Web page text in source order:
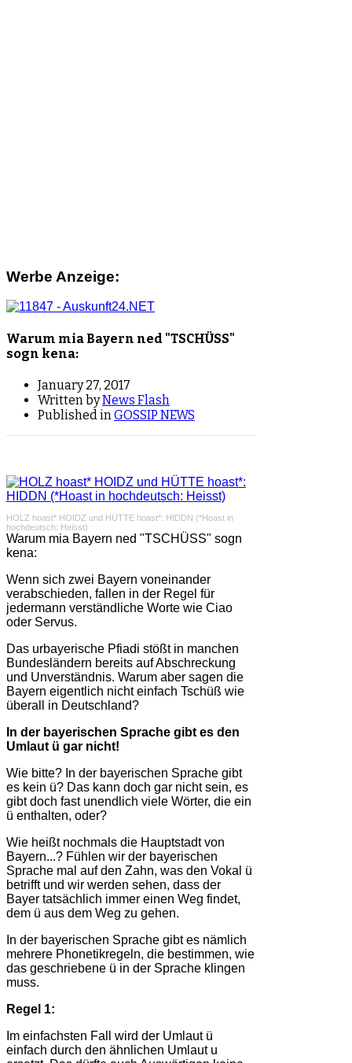
Werbe Anzeige:
Warum mia Bayern ned "TSCHÜSS"
sogn kena:
January 27, 2017
Written byNews Flash
Published inGOSSIP NEWS
HOLZ hoast* HOIDZ und HÜTTE hoast*: HIDDN (*Hoast in
hochdeutsch: Heisst)
Warum mia Bayern ned "TSCHÜSS" sogn
kena:
Wenn sich zwei Bayern voneinander
verabschieden, fallen in der Regel für
jedermann verständliche Worte wie Ciao
oder Servus.
Das urbayerische Pfiadi stößt in manchen
Bundesländern bereits auf Abschreckung
und Unverständnis. Warum aber sagen die
Bayern eigentlich nicht einfach Tschüß wie
überall in Deutschland?
In der bayerischen Sprache gibt es den
Umlaut ü gar nicht!
Wie bitte? In der bayerischen Sprache gibt
es kein ü? Das kann doch gar nicht sein, es
gibt doch fast unendlich viele Wörter, die ein
ü enthalten, oder?
Wie heißt nochmals die Hauptstadt von
Bayern...? Fühlen wir der bayerischen
Sprache mal auf den Zahn, was den Vokal ü
betrifft und wir werden sehen, dass der
Bayer tatsächlich immer einen Weg findet,
dem ü aus dem Weg zu gehen.
In der bayerischen Sprache gibt es nämlich
mehrere Phonetikregeln, die bestimmen, wie
das geschriebene ü in der Sprache klingen
muss.
Regel 1:
Im einfachsten Fall wird der Umlaut ü
einfach durch den ähnlichen Umlaut u